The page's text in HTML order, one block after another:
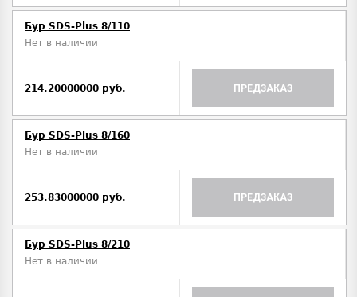
Бур SDS-Plus 8/110
Нет в наличии
214.20000000 руб. ПРЕДЗАКАЗ
Бур SDS-Plus 8/160
Нет в наличии
253.83000000 руб. ПРЕДЗАКАЗ
Бур SDS-Plus 8/210
Нет в наличии